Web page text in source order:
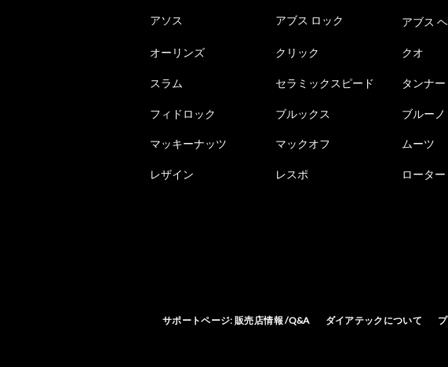
アソス アブス ロック アブス
オーリンズ クリック クオ
スラム セラミックスピード タンナー
フィドロック ブルックス ブルーノ
マッキーナッツ マックオフ ムーツ
レザイン レスポ ローター
サポートページ: 販売店情報 /Q&A ダイアテックについて